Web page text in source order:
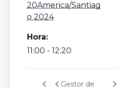
20America/Santiag
o 2024
Hora:
11:00 - 12:20
Gestor de